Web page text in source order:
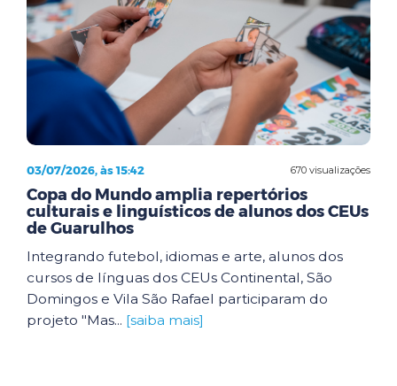
670 visualizações
03/07/2026, às 15:42
Copa do Mundo amplia repertórios
culturais e linguísticos de alunos dos CEUs
de Guarulhos
Integrando futebol, idiomas e arte, alunos dos
cursos de línguas dos CEUs Continental, São
Domingos e Vila São Rafael participaram do
projeto "Mas... [saiba mais]